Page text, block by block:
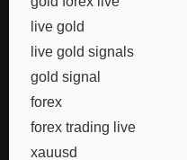
live gold
live gold signals
gold signal
forex
forex trading live
xauusd